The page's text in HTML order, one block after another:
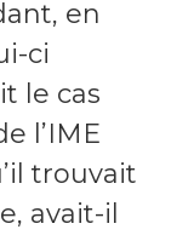
en
ci
le cas
l’IME
trouvait
avait-il